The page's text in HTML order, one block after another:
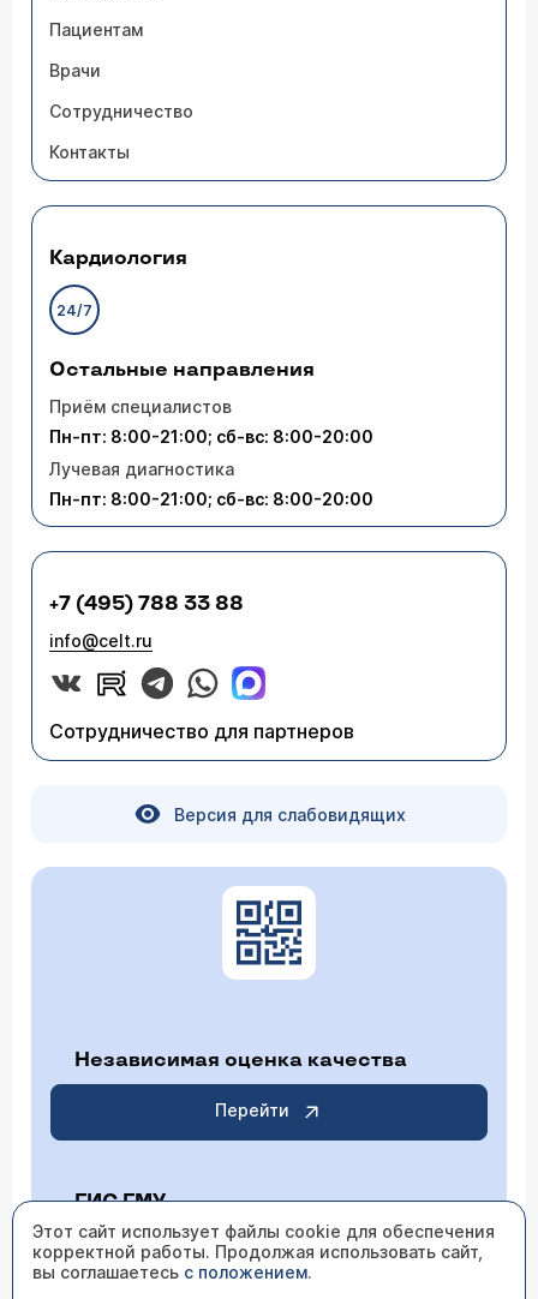
Пациентам
Врачи
Сотрудничество
Контакты
Кардиология
24/7
Остальные направления
Приём специалистов
Пн-пт: 8:00-21:00; сб-вс: 8:00-20:00
Лучевая диагностика
Пн-пт: 8:00-21:00; сб-вс: 8:00-20:00
+7 (495) 788 33 88
info@celt.ru
Сотрудничество для партнеров
Версия для слабовидящих
Независимая оценка качества
Перейти
ГИС ГМУ
Перейти
Этот сайт использует файлы cookie для обеспечения
корректной работы. Продолжая использовать сайт,
вы соглашаетесь с положением.